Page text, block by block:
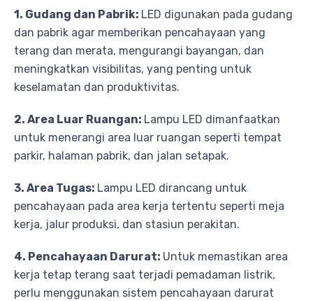
1. Gudang dan Pabrik: LED digunakan pada gudang
dan pabrik agar memberikan pencahayaan yang
terang dan merata, mengurangi bayangan, dan
meningkatkan visibilitas, yang penting untuk
keselamatan dan produktivitas.
2. Area Luar Ruangan: Lampu LED dimanfaatkan
untuk menerangi area luar ruangan seperti tempat
parkir, halaman pabrik, dan jalan setapak.
3. Area Tugas: Lampu LED dirancang untuk
pencahayaan pada area kerja tertentu seperti meja
kerja, jalur produksi, dan stasiun perakitan.
4. Pencahayaan Darurat: Untuk memastikan area
kerja tetap terang saat terjadi pemadaman listrik,
perlu menggunakan sistem pencahayaan darurat